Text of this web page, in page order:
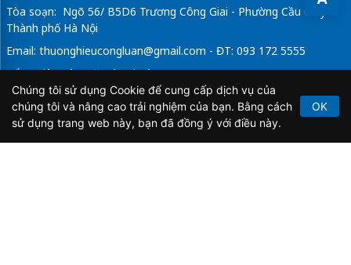
Tòa soạn: Ngõ 56/ B5D6 Trương Công Giai - Phường Cầu Giấy -
Thành phố Hà Nội
Email: thuonghieucongluan@gmail.com - ĐT: 093 172 5555
Tổng Biên Tập: Vũ Đức Thuận
Giấy phép hoạt động báo chí điện tử số 64/GP-BTTTT do Bộ
Thông tin và Truyền thông cấp ngày 21/2/2020.
Chúng tôi sử dụng Cookie để cung cấp dịch vụ của
chúng tôi và nâng cao trải nghiệm của bạn. Bằng cách
sử dụng trang web này, bạn đã đồng ý với điều này.
OK